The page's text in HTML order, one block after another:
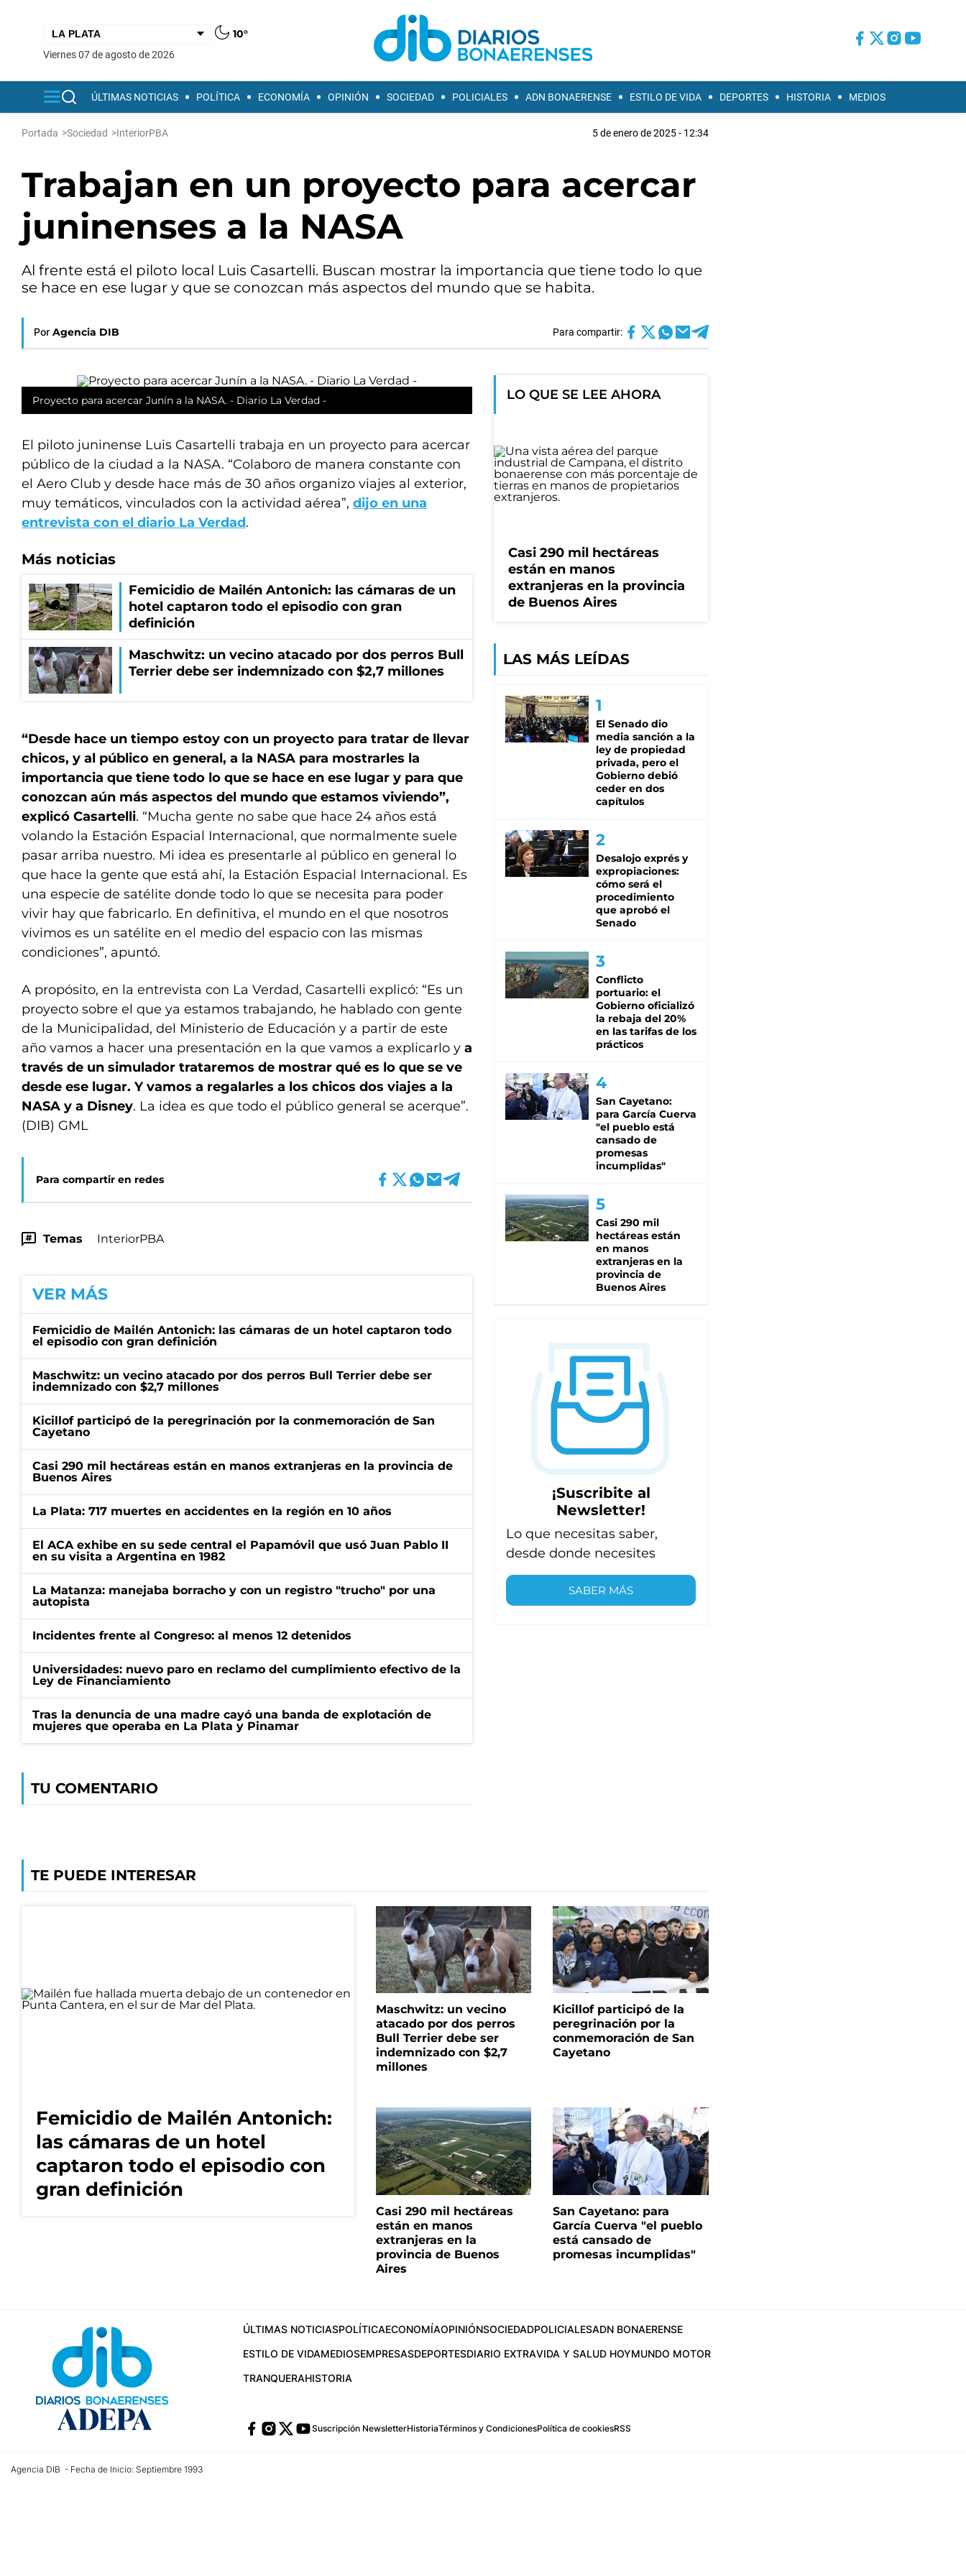
10°
viernes 07 de agosto de 2026
ÚLTIMAS NOTICIAS POLÍTICA ECONOMÍA OPINIÓN SOCIEDAD POLICIALES ADN BONAERENSE ESTILO DE VIDA DEPORTES HISTORIA MEDIOS
Portada >Sociedad >InteriorPBA 5 de enero de 2025 - 12:34
Trabajan en un proyecto para acercar
juninenses a la NASA
Al frente está el piloto local Luis Casartelli. Buscan mostrar la importancia que tiene todo lo que
se hace en ese lugar y que se conozcan más aspectos del mundo que se habita.
Por Agencia DIB Para compartir:
Proyecto para acercar Junín a la NASA. - Diario La Verdad -
El piloto juninense Luis Casartelli trabaja en un proyecto para acercar
público de la ciudad a la NASA. “Colaboro de manera constante con
el Aero Club y desde hace más de 30 años organizo viajes al exterior,
muy temáticos, vinculados con la actividad aérea”, dijo en una
entrevista con el diario La Verdad.
Más noticias
Femicidio de Mailén Antonich: las cámaras de un
hotel captaron todo el episodio con gran
definición
Maschwitz: un vecino atacado por dos perros Bull
Terrier debe ser indemnizado con $2,7 millones
“Desde hace un tiempo estoy con un proyecto para tratar de llevar
chicos, y al público en general, a la NASA para mostrarles la
importancia que tiene todo lo que se hace en ese lugar y para que
conozcan aún más aspectos del mundo que estamos viviendo”,
explicó Casartelli. “Mucha gente no sabe que hace 24 años está
volando la Estación Espacial Internacional, que normalmente suele
pasar arriba nuestro. Mi idea es presentarle al público en general lo
que hace la gente que está ahí, la Estación Espacial Internacional. Es
una especie de satélite donde todo lo que se necesita para poder
vivir hay que fabricarlo. En definitiva, el mundo en el que nosotros
vivimos es un satélite en el medio del espacio con las mismas
condiciones”, apuntó.
A propósito, en la entrevista con La Verdad, Casartelli explicó: “Es un
proyecto sobre el que ya estamos trabajando, he hablado con gente
de la Municipalidad, del Ministerio de Educación y a partir de este
año vamos a hacer una presentación en la que vamos a explicarlo y a
través de un simulador trataremos de mostrar qué es lo que se ve
desde ese lugar. Y vamos a regalarles a los chicos dos viajes a la
NASA y a Disney. La idea es que todo el público general se acerque”.
(DIB) GML
Para compartir en redes
Temas InteriorPBA
VER MÁS
Femicidio de Mailén Antonich: las cámaras de un hotel captaron todo
el episodio con gran definición
Maschwitz: un vecino atacado por dos perros Bull Terrier debe ser
indemnizado con $2,7 millones
Kicillof participó de la peregrinación por la conmemoración de San
Cayetano
Casi 290 mil hectáreas están en manos extranjeras en la provincia de
Buenos Aires
La Plata: 717 muertes en accidentes en la región en 10 años
El ACA exhibe en su sede central el Papamóvil que usó Juan Pablo II
en su visita a Argentina en 1982
La Matanza: manejaba borracho y con un registro "trucho" por una
autopista
Incidentes frente al Congreso: al menos 12 detenidos
Universidades: nuevo paro en reclamo del cumplimiento efectivo de la
Ley de Financiamiento
Tras la denuncia de una madre cayó una banda de explotación de
mujeres que operaba en La Plata y Pinamar
TU COMENTARIO
LO QUE SE LEE AHORA
Casi 290 mil hectáreas
están en manos
extranjeras en la provincia
de Buenos Aires
LAS MÁS LEÍDAS
El Senado dio
media sanción a la
ley de propiedad
privada, pero el
Gobierno debió
ceder en dos
capítulos
Desalojo exprés y
expropiaciones:
cómo será el
procedimiento
que aprobó el
Senado
Conflicto
portuario: el
Gobierno oficializó
la rebaja del 20%
en las tarifas de los
prácticos
San Cayetano:
para García Cuerva
"el pueblo está
cansado de
promesas
incumplidas"
Casi 290 mil
hectáreas están
en manos
extranjeras en la
provincia de
Buenos Aires
¡Suscribite al
Newsletter!
Lo que necesitas saber,
desde donde necesites
SABER MÁS
TE PUEDE INTERESAR
Femicidio de Mailén Antonich:
las cámaras de un hotel
captaron todo el episodio con
gran definición
Maschwitz: un vecino
atacado por dos perros
Bull Terrier debe ser
indemnizado con $2,7
millones
Kicillof participó de la
peregrinación por la
conmemoración de San
Cayetano
Casi 290 mil hectáreas
están en manos
extranjeras en la
provincia de Buenos
Aires
San Cayetano: para
García Cuerva "el pueblo
está cansado de
promesas incumplidas"
ÚLTIMAS NOTICIASPOLÍTICAECONOMÍAOPINIÓNSOCIEDADPOLICIALESADN BONAERENSE
ESTILO DE VIDAMEDIOSEMPRESASDEPORTESDIARIO EXTRAVIDA Y SALUD HOYMUNDO MOTOR
TRANQUERAHISTORIA
Suscripción NewsletterHistoriaTérminos y CondicionesPolítica de cookiesRSS
Agencia DIB - Fecha de Inicio: Septiembre 1993